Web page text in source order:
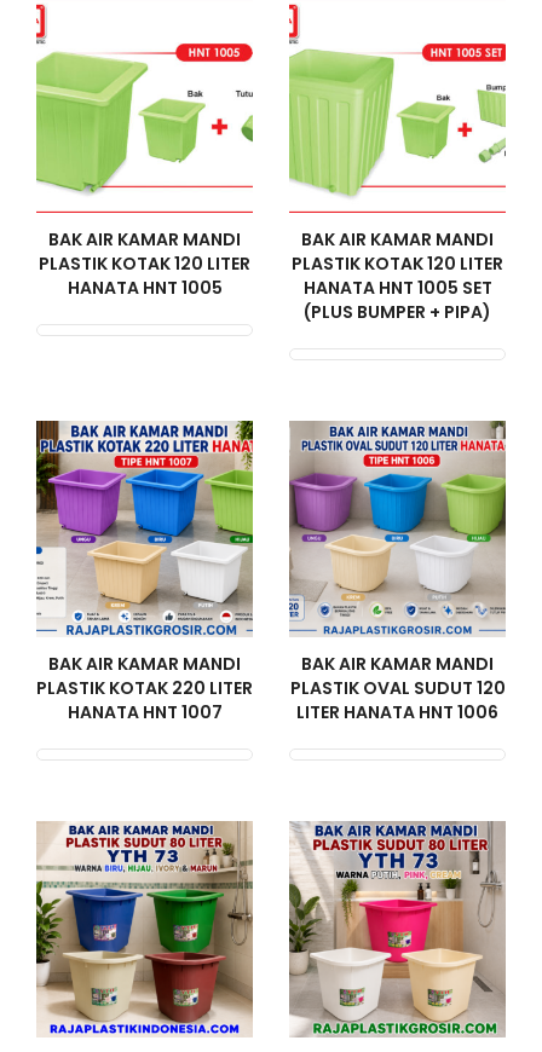
BAK AIR KAMAR MANDI
PLASTIK KOTAK 120 LITER
HANATA HNT 1005
BAK AIR KAMAR MANDI
PLASTIK KOTAK 120 LITER
HANATA HNT 1005 SET
(PLUS BUMPER + PIPA)
BAK AIR KAMAR MANDI
PLASTIK KOTAK 220 LITER
HANATA HNT 1007
BAK AIR KAMAR MANDI
PLASTIK OVAL SUDUT 120
LITER HANATA HNT 1006